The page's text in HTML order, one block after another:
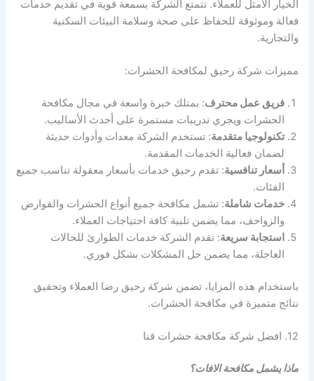
الخيار الأمثل للعملاء. تتمتع الشركة بسمعة قوية في تقديم خدمات
فعالة وموثوقة للحفاظ على صحة وسلامة البيئات السكنية
والتجارية.
مميزات شركة رحيق لمكافحة الحشرات:
فريق عمل محترف: يمتلك خبرة واسعة في مجال مكافحة
الحشرات ويجري تدريبات مستمرة على أحدث الأساليب.
تكنولوجيا متقدمة: تستخدم الشركة معدات وأدوات حديثة
لضمان فعالية الخدمات المقدمة.
أسعار تنافسية: تقدم رحيق خدمات بأسعار معقولة تناسب جميع
الفئات.
خدمات شاملة: تشمل مكافحة جميع أنواع الحشرات والقوارض
والزواحف، مما يضمن تلبية كافة احتياجات العملاء.
استجابة سريعة: تقدم الشركة خدمات الطوارئ للحالات
العاجلة، مما يضمن حل المشكلات بشكل فوري.
باستخدام هذه المزايا، تضمن شركة رحيق رضا العملاء وتحقيق
نتائج متميزة في مكافحة الحشرات.
12. افضل شركة مكافحة حشرات قنا
ماذا يشمل مكافحة الافات؟